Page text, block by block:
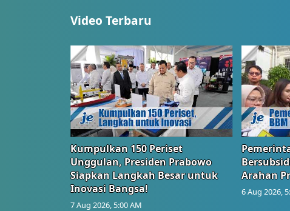
Video Terbaru
Kumpulkan 150 Periset
Unggulan, Presiden Prabowo
Siapkan Langkah Besar untuk
Inovasi Bangsa!
7 Aug 2026, 5:00 AM
Arahan
6 Aug 2026,